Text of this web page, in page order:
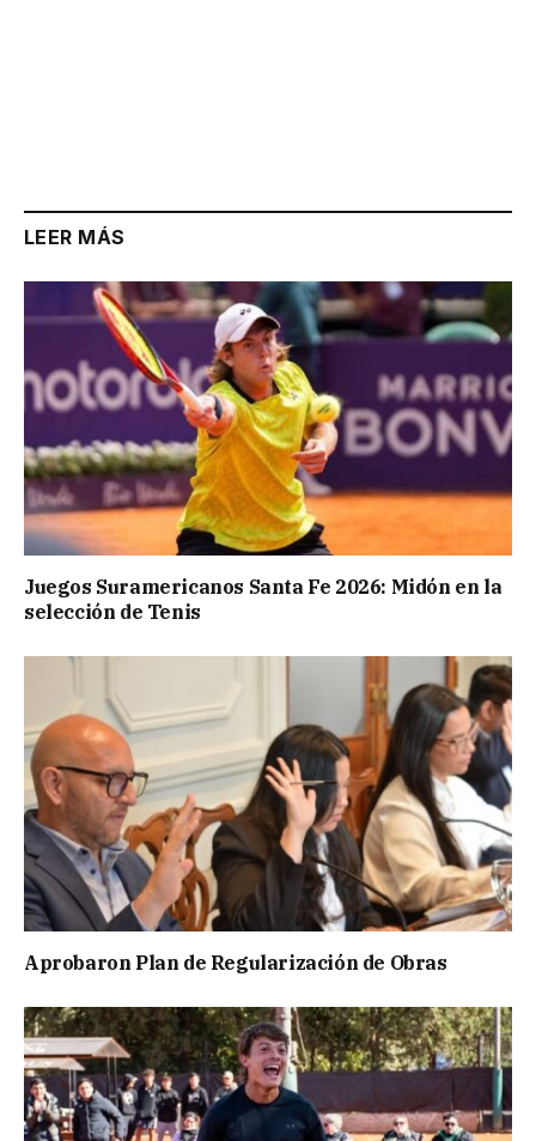
LEER MÁS
Juegos Suramericanos Santa Fe 2026: Midón en la
selección de Tenis
Aprobaron Plan de Regularización de Obras